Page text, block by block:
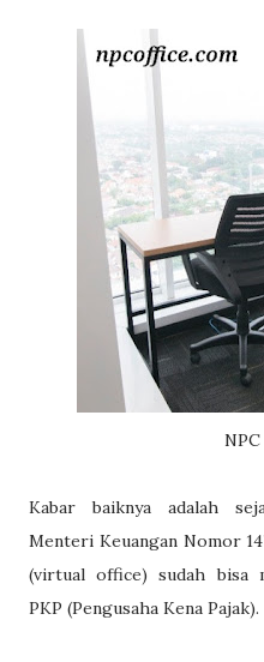
Kabar baiknya adalah
Menteri Keuangan Nomor
(virtual office) sudah bisa
PKP (Pengusaha Kena Pajak).